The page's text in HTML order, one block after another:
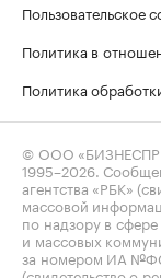
Пользовательское
Политика в
Политика
© ООО
1995–2026 .
агентства «РБК»
массовой
по надзору в
и массовых
за номером ИА